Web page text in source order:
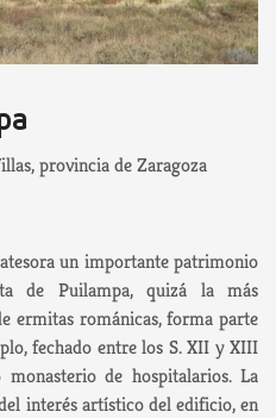
provincia de Zaragoza
un importante patrimonio
de Puilampa, quizá la más
ermitas románicas, forma parte
fechado entre los S. XII y XIII
de hospitalarios. La
interés artístico del edificio, en